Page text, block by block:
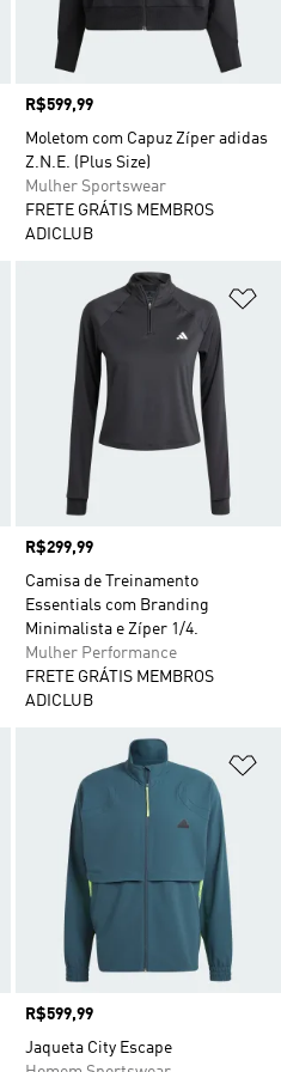
Preço
R$599,99
Moletom com Capuz Zíper adidas
Z.N.E. (Plus Size)
Mulher Sportswear
FRETE GRÁTIS MEMBROS
ADICLUB
Adicionar à Lista de Desejos
Preço
R$299,99
Camisa de Treinamento
Essentials com Branding
Minimalista e Zíper 1/4.
Mulher Performance
FRETE GRÁTIS MEMBROS
ADICLUB
Adicionar à Lista de Desejos
Preço
R$599,99
Jaqueta City Escape